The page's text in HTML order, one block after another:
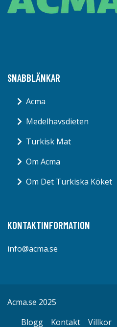
SNABBLÄNKAR
Acma
Medelhavsdieten
Turkisk Mat
Om Acma
Om Det Turkiska Köket
KONTAKTINFORMATION
info@acma.se
Acma.se 2025
Blogg
Kontakt Villkor